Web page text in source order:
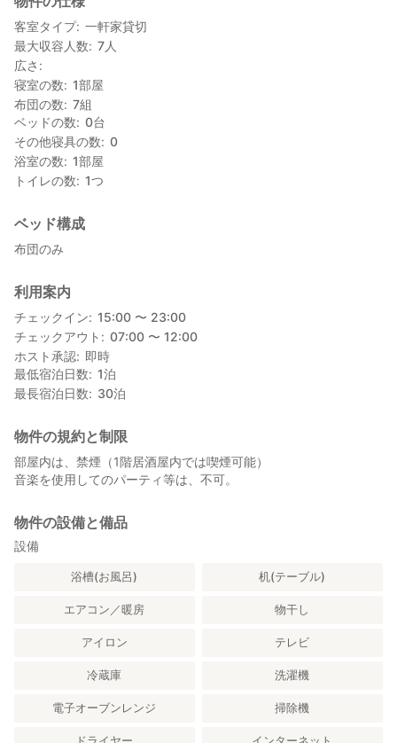
客室タイプ 一軒家貸切
最大収容人数
7人
広さ
寝室の数
1部屋
布団の数
7組
ベッドの数
0台
その他寝具の数
0
浴室の数
1部屋
トイレの数
1つ
ベッド構成
布団のみ
利用案内
チェックイン
15:00 〜 23:00
チェックアウト
07:00 〜 12:00
ホスト承認
即時
最低宿泊日数
1泊
最長宿泊日数
30泊
物件の規約と制限
部屋内は、禁煙（1階居酒屋内では喫煙可能）
音楽を使用してのパーティ等は、不可。
物件の設備と備品
設備
浴槽(お風呂) 机(テーブル)
エアコン／暖房 物干し
アイロン テレビ
冷蔵庫 洗濯機
電子オーブンレンジ 掃除機